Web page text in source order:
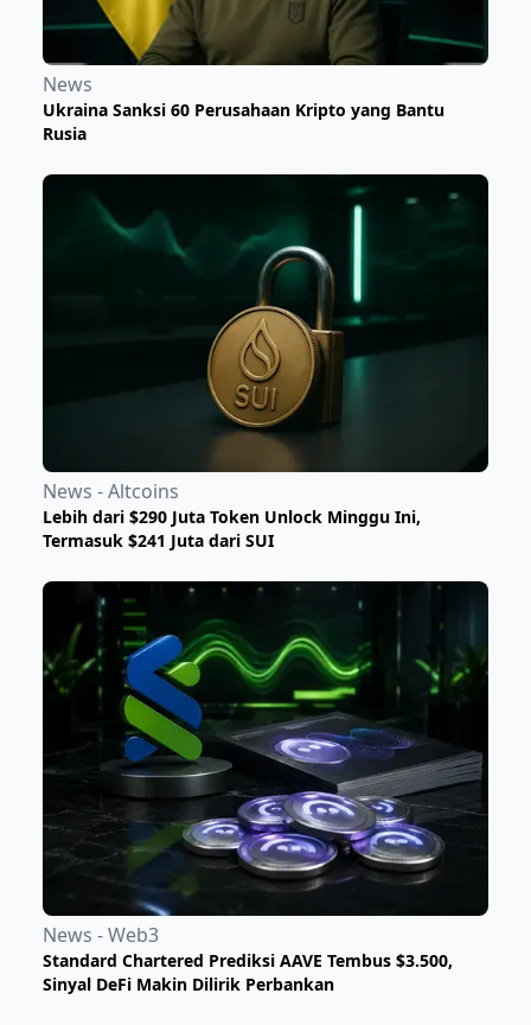
News
Ukraina Sanksi 60 Perusahaan Kripto yang Bantu
Rusia
News - Altcoins
Lebih dari $290 Juta Token Unlock Minggu Ini,
Termasuk $241 Juta dari SUI
News - Web3
Standard Chartered Prediksi AAVE Tembus $3.500,
Sinyal DeFi Makin Dilirik Perbankan